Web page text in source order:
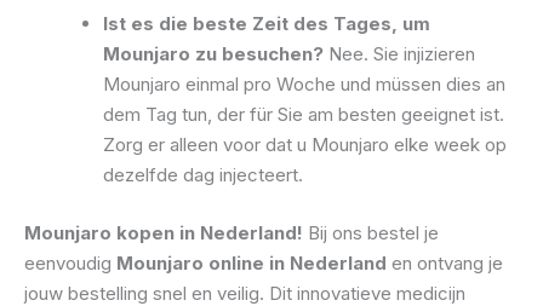
Ist es die beste Zeit des Tages, um
Mounjaro zu besuchen? Nee. Sie injizieren
Mounjaro einmal pro Woche und müssen dies an
dem Tag tun, der für Sie am besten geeignet ist.
Zorg er alleen voor dat u Mounjaro elke week op
dezelfde dag injecteert.
Mounjaro kopen in Nederland! Bij ons bestel je
eenvoudig Mounjaro online in Nederland en ontvang je
jouw bestelling snel en veilig. Dit innovatieve medicijn